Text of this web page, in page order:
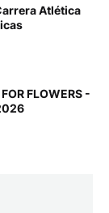
Atlética
FLOWERS -